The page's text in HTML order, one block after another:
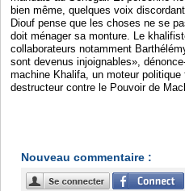
bien même, quelques voix
Diouf pense que les choses ne se
doit ménager sa monture. Le
collaborateurs notamment
sont devenus injoignables»,
machine Khalifa, un moteur
destructeur contre le Pouvoir de
Nouveau commentaire :